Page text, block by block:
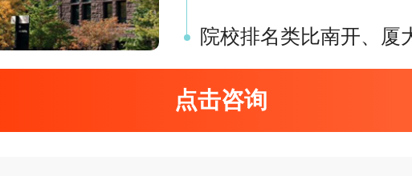
院校排名类比南开、厦
点击咨询